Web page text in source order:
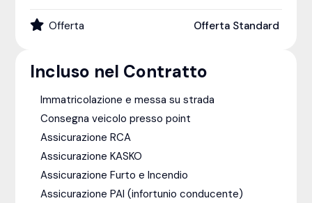
Offerta Offerta Standard
Incluso nel Contratto
Immatricolazione e messa su strada
Consegna veicolo presso point
Assicurazione RCA
Assicurazione KASKO
Assicurazione Furto e Incendio
Assicurazione PAI (infortunio conducente)